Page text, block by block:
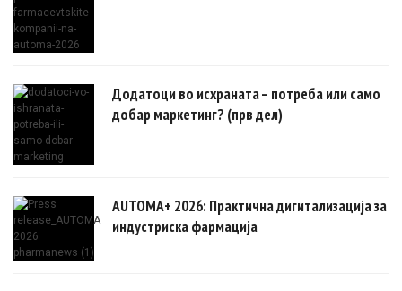
Додатоци во исхраната – потреба или само
добар маркетинг? (прв дел)
AUTOMA+ 2026: Практична дигитализација за
индустриска фармација